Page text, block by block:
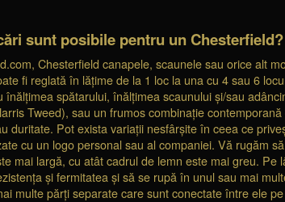
sunt posibile pentru un Chesterfield?
Chesterfield canapele, scaunele sau orice alt
fi reglată în lățime de la 1 loc la una cu 4 sau 6
înălțimea spătarului, înălțimea scaunului și/sau
Tweed), sau un frumos combinație
duritate. Pot exista variații nesfârșite în ceea ce
cu un logo personal sau al companiei. Vă rugăm
mai largă, cu atât cadrul de lemn este mai greu.
și fermitatea și să se rupă în unul sau mai
multe părți separate care sunt conectate între ele